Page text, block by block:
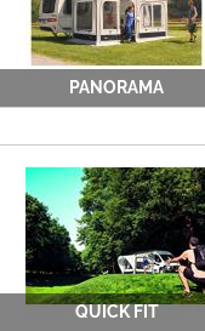
PANORAMA
QUICK FIT